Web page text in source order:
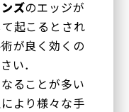
ズのエッジが
起こるとされ
が良く効くの
い．
ることが多い
より様々な手